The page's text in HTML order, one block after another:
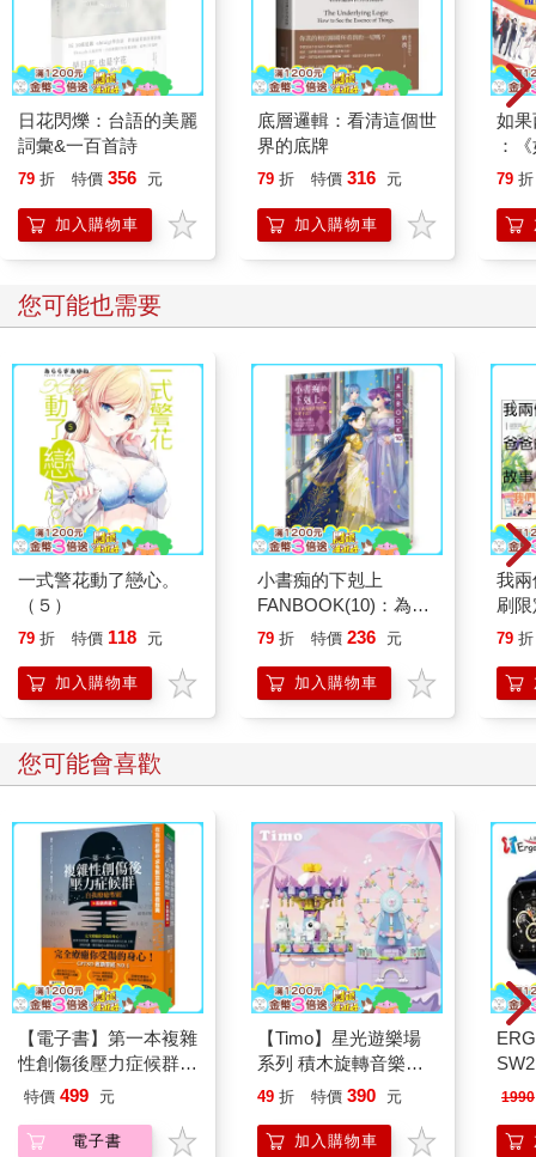
日花閃爍：台語的美麗
詞彙&一百首詩
79 折 特價 356 元
加入購物車
底層邏輯：看清這個世
界的底牌
79 折 特價 316 元
加入購物車
如
：
喵
79 折
您可能也需要
一式警花動了戀心。
（５）
79 折 特價 118 元
加入購物車
小書痴的下剋上
FANBOOK(10)：為了
成為圖書管理員不擇手
79 折 特價 236 元
加入購物車
我
刷
79 折
您可能會喜歡
【電子書】第一本複雜
性創傷後壓力症候群自
我療癒聖經（長銷典
特價 499 元
電子書
【Timo】星光遊樂場
系列 積木旋轉音樂盒
禮物
49 折 特價 390 元
加入購物車
泳
1990